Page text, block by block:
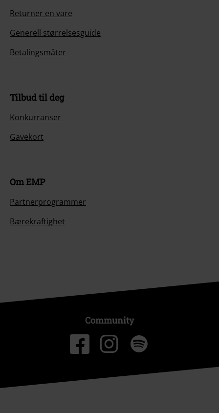
Returner en vare
Generell størrelsesguide
Betalingsmåter
Tilbud til deg
Konkurranser
Gavekort
Om EMP
Partnerprogrammer
Bærekraftighet
Community